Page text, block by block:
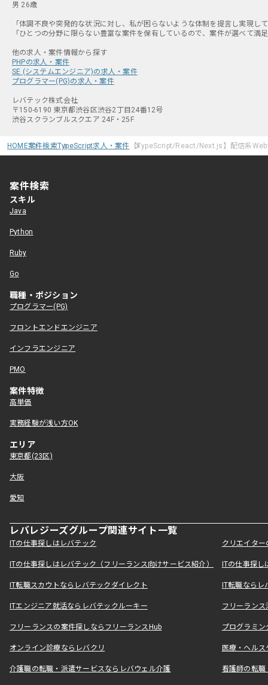
男 26歳
「体調不良や突発的な状況に対し、私が困らないような体制を提言し実現し
「ひとつの分野に限らない豊富な案件を保有しているので、案件が選べて満
PHPの求人・案件
SE (システムエンジニア)の求人・案件
プログラマー(PG)の求人・案件
レバテック株式会社
〒150-6190 東京都渋谷区渋谷2丁目24番12号
渋谷スクランブルスクエア 24F・25F
HOME案件検索TypeScript求人・案件 【TypeScript/React/Next.js】配信系
案件検索
スキル
Java
Python
Ruby
Go
職種・ポジション
プログラマー(PG)
フロントエンドエンジニア
インフラエンジニア
PMO
案件特徴
高単価
実務経験が浅い方OK
エリア
東京都(23区)
大阪
愛知
レバレジーズグループ関連サイト一覧
ITの仕事探しはレバテック クリエイタ
ITの仕事探しはレバテック（フリーランス向けサービス紹介） ITの仕事探
IT転職スカウトならレバテックダイレクト IT転職なら
ITエンジニア就活ならレバテックルーキー フリーラン
フリーランスの案件探しならフリーランスHub プログラミ
オンライン診療ならレバクリ 医療・ヘル
介護職の転職・派遣サービスならレバウェル介護 看護師の転